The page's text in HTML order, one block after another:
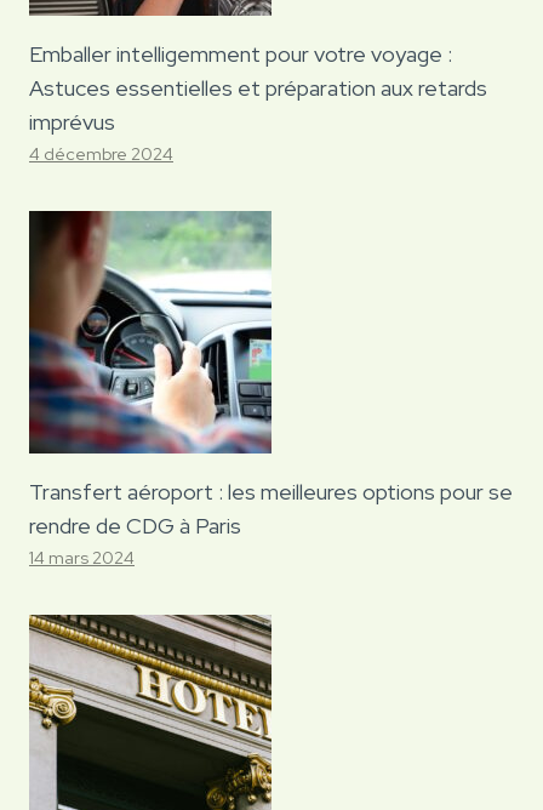
Emballer intelligemment pour votre voyage :
Astuces essentielles et préparation aux retards
imprévus
4 décembre 2024
Transfert aéroport : les meilleures options pour se
rendre de CDG à Paris
14 mars 2024